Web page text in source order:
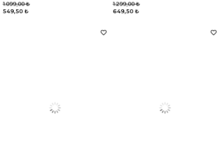
549,50 ₺
1.099,00 ₺
649,50 ₺
1.299,00 ₺